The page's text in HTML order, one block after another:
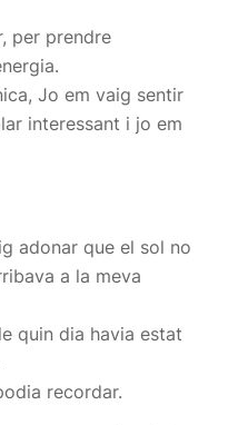
per prendre
Jo em vaig sentir
interessant i jo em
adonar que el sol no
a la meva
quin dia havia estat
recordar.